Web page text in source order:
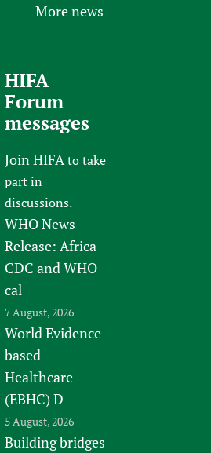
More news
HIFA
Forum
messages
Join HIFAto take
part in
discussions.
WHO News
Release: Africa
CDC and WHO
cal
7 August, 2026
World Evidence-
based
Healthcare
(EBHC) D
5 August, 2026
Building bridges